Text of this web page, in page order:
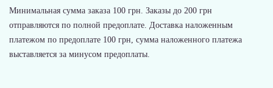
Минимальная сумма заказа 100 грн. Заказы до 200 грн
отправляются по полной предоплате. Доставка наложенным
платежом по предоплате 100 грн, сумма наложенного платежа
выставляется за минусом предоплаты.